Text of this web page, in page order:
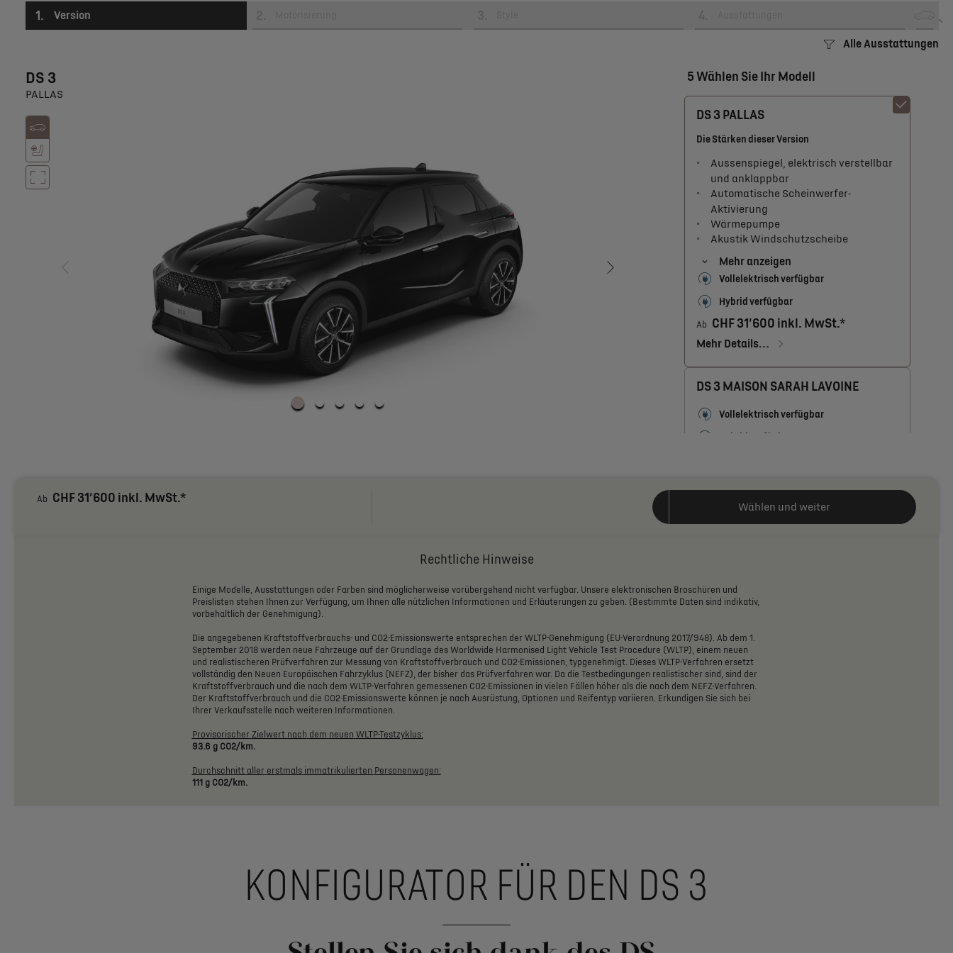
1 . Version
Alle Ausstattungen
DS 3
PALLAS
5 Wählen Sie Ihr Modell
DS 3 PALLAS
Die Stärken dieser Version
Aussenspiegel, elektrisch verstellbar
und anklappbar
Automatische Scheinwerfer-
Aktivierung
Wärmepumpe
Akustik Windschutzscheibe
Mehr anzeigen
Vollelektrisch verfügbar
Hybrid verfügbar
Ab CHF 31’600 inkl. MwSt.*
Mehr Details…
DS 3 MAISON SARAH LAVOINE
Vollelektrisch verfügbar
Hybrid verfügbar
DS 3 PERFORMANCE LINE
und anklappbar
Akustik Windschutzscheibe
abblendender Innenspiegel
Automatische Einzonen-Klimaanlage
Mehr anzeigen
Hybrid verfügbar
Ab CHF 31’600 inkl. MwSt.*
Wählen und weiter
Rechtliche Hinweise
Einige Modelle, Ausstattungen oder Farben sind möglicherweise vorübergehend nicht verfügbar. Unsere elektronischen Broschüren und
Preislisten stehen Ihnen zur Verfügung, um Ihnen alle nützlichen Informationen und Erläuterungen zu geben. (Bestimmte Daten sind indikativ,
vorbehaltlich der Genehmigung).
Die angegebenen Kraftstoffverbrauchs- und CO2-Emissionswerte entsprechen der WLTP-Genehmigung (EU-Verordnung 2017/948). Ab dem 1.
September 2018 werden neue Fahrzeuge auf der Grundlage des Worldwide Harmonised Light Vehicle Test Procedure (WLTP), einem neuen
und realistischeren Prüfverfahren zur Messung von Kraftstoffverbrauch und CO2-Emissionen, typgenehmigt. Dieses WLTP-Verfahren ersetzt
vollständig den Neuen Europäischen Fahrzyklus (NEFZ), der bisher das Prüfverfahren war. Da die Testbedingungen realistischer sind, sind der
Kraftstoffverbrauch und die nach dem WLTP-Verfahren gemessenen CO2-Emissionen in vielen Fällen höher als die nach dem NEFZ-Verfahren.
Der Kraftstoffverbrauch und die CO2-Emissionswerte können je nach Ausrüstung, Optionen und Reifentyp variieren. Erkundigen Sie sich bei
Ihrer Verkaufsstelle nach weiteren Informationen.
Provisorischer Zielwert nach dem neuen WLTP-Testzyklus:
93.6 g CO2/km.
Durchschnitt aller erstmals immatrikulierten Personenwagen:
111 g CO2/km.
KONFIGURATOR FÜR DEN DS 3